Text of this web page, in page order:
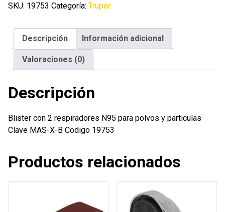
respiradores
para
polvos
particulas
SKU: 19753 Categoría: Truper
Descripción Información adicional
Valoraciones (0)
Descripción
Blister con 2 respiradores N95 para polvos y particulas
Clave MAS-X-B Codigo 19753
Productos relacionados